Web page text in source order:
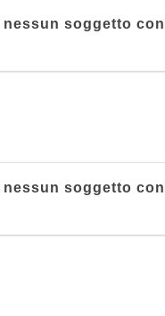
nessun soggetto
nessun soggetto